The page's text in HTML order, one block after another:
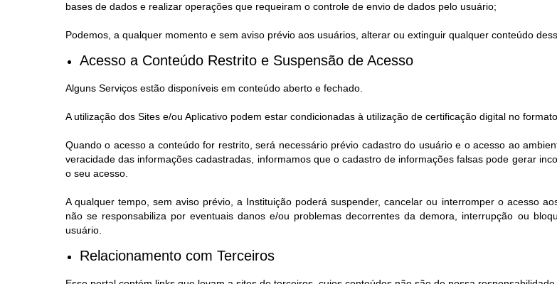
bases de dados e realizar operações que requeiram o controle de envio de dados pelo usuário;
Podemos, a qualquer momento e sem aviso prévio aos usuários, alterar ou extinguir qualquer conteúdo
Acesso a Conteúdo Restrito e Suspensão de Acesso​
Alguns Serviços estão disponíveis em conteúdo aberto e fechado.
A utilização dos Sites e/ou Aplicativo podem estar condicionadas à utilização de certificação digital no
Quando o acesso a conteúdo for restrito, será necessário prévio cadastro do usuário e o acesso ao
veracidade das informações cadastradas, informamos que o cadastro de informações falsas pode gerar
o seu acesso.
A qualquer tempo, sem aviso prévio, a Instituição poderá suspender, cancelar ou interromper o acesso
não se responsabiliza por eventuais danos e/ou problemas decorrentes da demora, interrupção ou
usuário.
Relacionamento com Terceiros